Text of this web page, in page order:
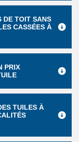
DE TOIT SANS
CASSÉES À
PRIX
TUILES À